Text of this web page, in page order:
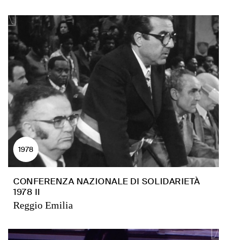
1978
CONFERENZA NAZIONALE DI SOLIDARIETÀ
1978 II
Reggio Emilia